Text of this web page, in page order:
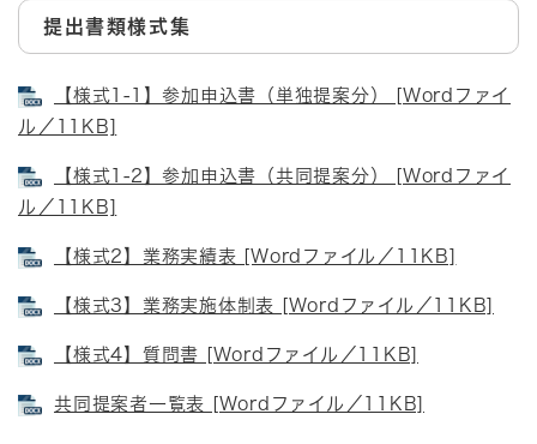
提出書類様式集
【様式1-1】参加申込書（単独提案分） [Wordファイ
ル／11KB]
【様式1-2】参加申込書（共同提案分） [Wordファイ
ル／11KB]
【様式2】業務実績表 [Wordファイル／11KB]
【様式3】業務実施体制表 [Wordファイル／11KB]
【様式4】質問書 [Wordファイル／11KB]
共同提案者一覧表 [Wordファイル／11KB]